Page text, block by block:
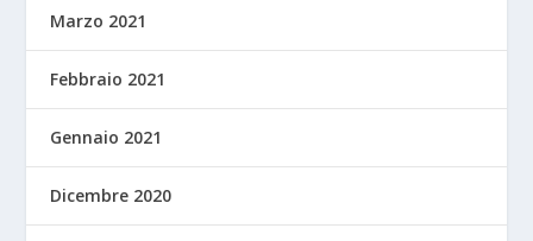
Marzo 2021
Febbraio 2021
Gennaio 2021
Dicembre 2020